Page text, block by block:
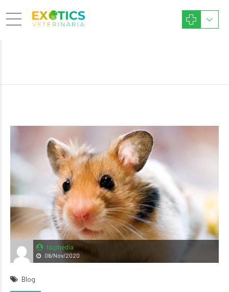
taqmedia
06/Nov/2020
Blog